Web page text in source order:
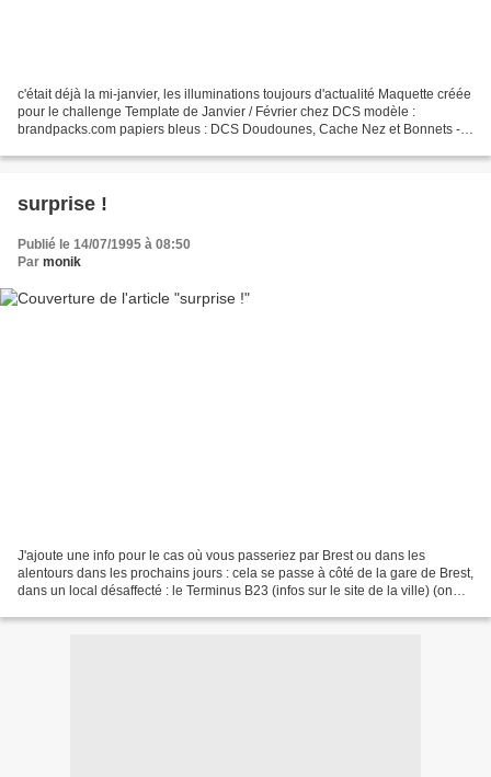
c'était déjà la mi-janvier, les illuminations toujours d'actualité Maquette créée
pour le challenge Template de Janvier / Février chez DCS modèle :
brandpacks.com papiers bleus : DCS Doudounes, Cache Nez et Bonnets -
surprise !
Publié le 14/07/1995 à 08:50
Par monik
J'ajoute une info pour le cas où vous passeriez par Brest ou dans les
alentours dans les prochains jours : cela se passe à côté de la gare de Brest,
dans un local désaffecté : le Terminus B23 (infos sur le site de la ville) (on